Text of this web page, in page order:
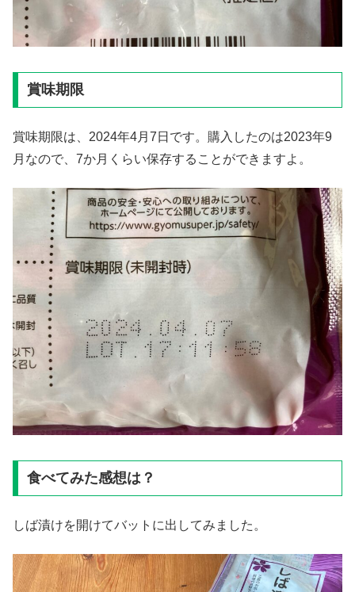
賞味期限
賞味期限は、2024年4月7日です。購入したのは2023年9
月なので、7か月くらい保存することができますよ。
食べてみた感想は？
しば漬けを開けてバットに出してみました。